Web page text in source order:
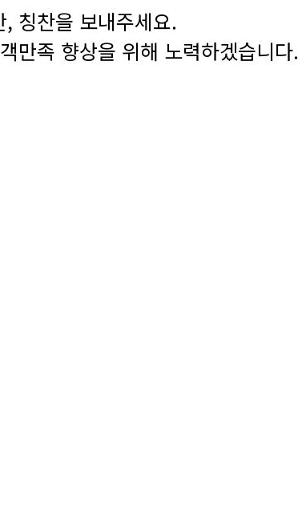
칭찬을 보내주세요.
만족 향상을 위해 노력하겠습니다.